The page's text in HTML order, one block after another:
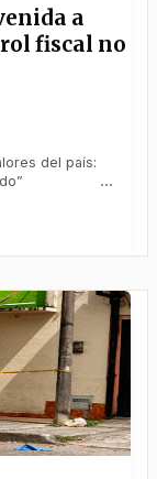
a
fiscal no
del país: